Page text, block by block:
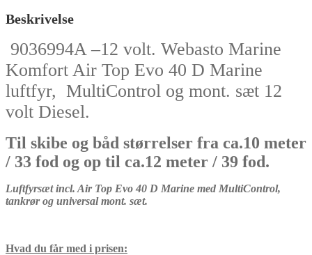
Kompletsæt
Diesel
9036994A
antal
Beskrivelse
9036994A –12 volt. Webasto Marine
Komfort Air Top Evo 40 D Marine
luftfyr, MultiControl og mont. sæt 12
volt Diesel.
Til skibe og båd størrelser fra ca.10 meter
/ 33 fod og op til ca.12 meter / 39 fod.
Luftfyrsæt incl. Air Top Evo 40 D Marine med MultiControl,
tankrør og universal mont. sæt.
Hvad du får med i prisen: